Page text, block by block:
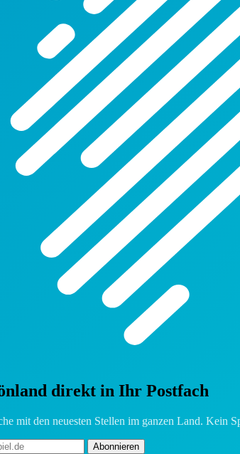
direkt in Ihr Postfach
mit den neuesten Stellen im ganzen Land. Kein
Abonnieren